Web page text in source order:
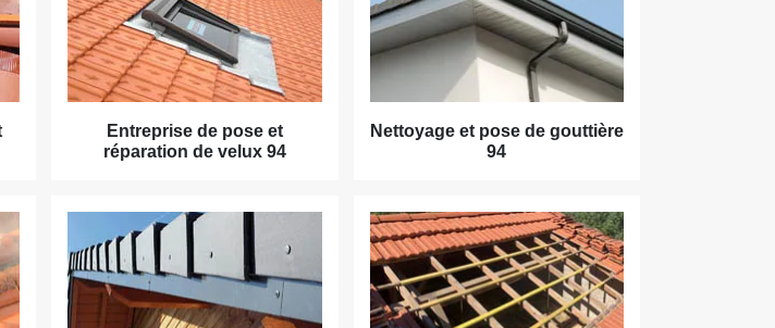
Entreprise de pose et
réparation de velux 94
Nettoyage et pose de gouttière
94